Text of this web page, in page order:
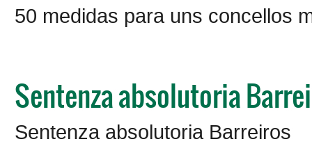
50 medidas para uns concellos
Sentenza absolutoria
Sentenza absolutoria Barreiros